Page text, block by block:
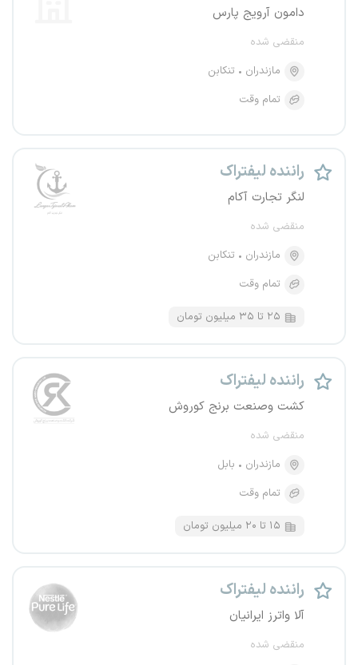
دامون آرویج پارس
منقضی شده
مازندران
تنکابن
تمام وقت
راننده لیفتراک
لنگر تجارت آکام
منقضی شده
مازندران
تنکابن
تمام وقت
۲۵ تا ۳۵ میلیون تومان
راننده لیفتراک
کشت وصنعت برنج کوروش
منقضی شده
مازندران
بابل
تمام وقت
۱۵ تا ۲۰ میلیون تومان
راننده لیفتراک
آلا واترز ایرانیان
منقضی شده